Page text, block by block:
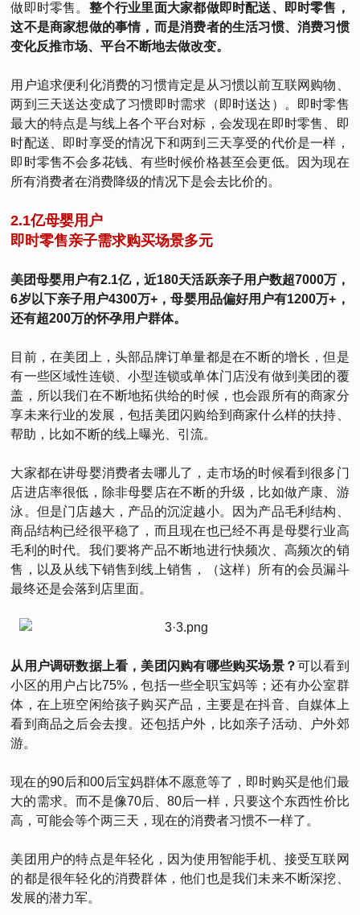
做即时零售。 整个行业里面大家都做即时配送、即时零售，
这不是商家想做的事情，而是消费者的生活习惯、消费习惯
变化反推市场、平台不断地去做改变。
用户追求便利化消费的习惯肯定是从习惯以前互联网购物、
两到三天送达变成了习惯即时需求（即时送达）。即时零售
最大的特点是与线上各个平台对标，会发现在即时零售、即
时配送、即时享受的情况下和两到三天享受的代价是一样，
即时零售不会多花钱、有些时候价格甚至会更低。因为现在
所有消费者在消费降级的情况下是会去比价的。
2.1亿母婴用户
即时零售亲子需求购买场景多元
美团母婴用户有2.1亿，近180天活跃亲子用户数超7000万，
6岁以下亲子用户4300万+，母婴用品偏好用户有1200万+，
还有超200万的怀孕用户群体。
目前，在美团上，头部品牌订单量都是在不断的增长，但是
有一些区域性连锁、小型连锁或单体门店没有做到美团的覆
盖，所以我们在不断地拓供给的时候，也会跟所有的商家分
享未来行业的发展，包括美团闪购给到商家什么样的扶持、
帮助，比如不断的线上曝光、引流。
大家都在讲母婴消费者去哪儿了，走市场的时候看到很多门
店进店率很低，除非母婴店在不断的升级，比如做产康、游
泳。但是门店越大，产品的沉淀越小。因为产品毛利结构、
商品结构已经很平稳了，而且现在也已经不再是母婴行业高
毛利的时代。我们要将产品不断地进行快频次、高频次的销
售，以及从线下销售到线上销售，（这样）所有的会员漏斗
最终还是会落到店里面。
从用户调研数据上看，美团闪购有哪些购买场景？可以看到
小区的用户占比75%，包括一些全职宝妈等；还有办公室群
体，在上班空闲给孩子购买产品，主要是在抖音、自媒体上
看到商品之后会去搜。还包括户外，比如亲子活动、户外郊
游。
现在的90后和00后宝妈群体不愿意等了，即时购买是他们最
大的需求。而不是像70后、80后一样，只要这个东西性价比
高，可能会等个两三天，现在的消费者习惯不一样了。
美团用户的特点是年轻化，因为使用智能手机、接受互联网
的都是很年轻化的消费群体，他们也是我们未来不断深挖、
发展的潜力军。